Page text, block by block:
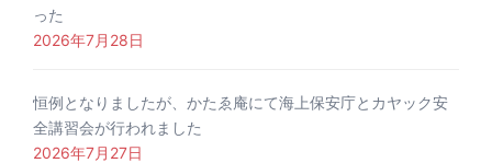
った
2026年7月28日
恒例となりましたが、かたゑ庵にて海上保安庁とカヤック安
全講習会が行われました
2026年7月27日